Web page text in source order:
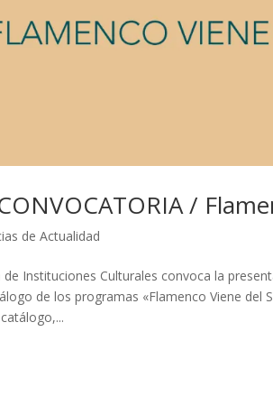
/
de Actualidad
de Instituciones Culturales convoca la
de los programas «Flamenco Viene del